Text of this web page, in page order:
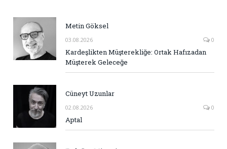
Metin Göksel
03.08.2026 0
Kardeşlikten Müşterekliğe: Ortak Hafızadan
Müşterek Geleceğe
Cüneyt Uzunlar
02.08.2026 0
Aptal